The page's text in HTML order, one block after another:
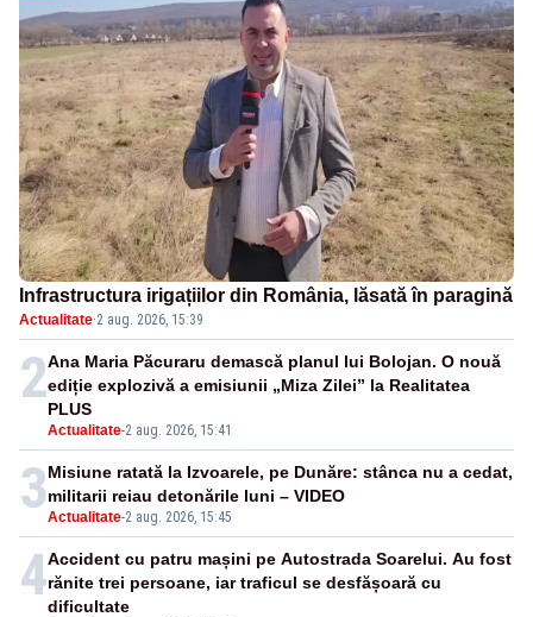
Infrastructura irigațiilor din România, lăsată în paragină
Actualitate·2 aug. 2026, 15:39
2
Actualitate-2 aug. 2026, 15:41
Ana Maria Păcuraru demască planul lui Bolojan. O nouă
ediție explozivă a emisiunii „Miza Zilei” la Realitatea
PLUS
3Actualitate-2 aug. 2026, 15:45
Misiune ratată la Izvoarele, pe Dunăre: stânca nu a cedat,
militarii reiau detonările luni – VIDEO
4Accident cu patru mașini pe Autostrada Soarelui. Au fost
rănite trei persoane, iar traficul se desfășoară cu
dificultate